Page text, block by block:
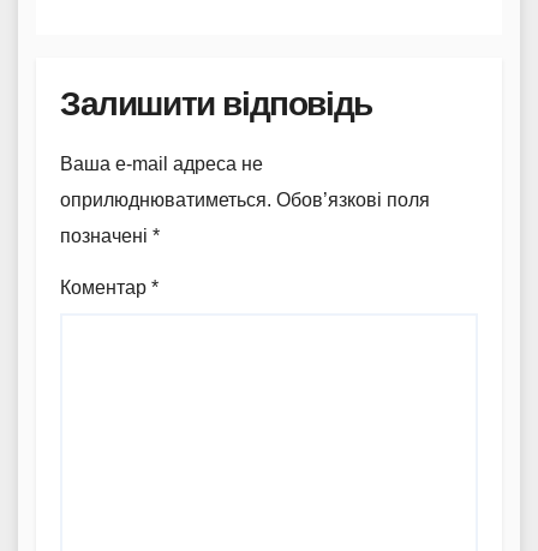
Залишити відповідь
Ваша e-mail адреса не
оприлюднюватиметься. Обов’язкові поля
позначені *
Коментар *